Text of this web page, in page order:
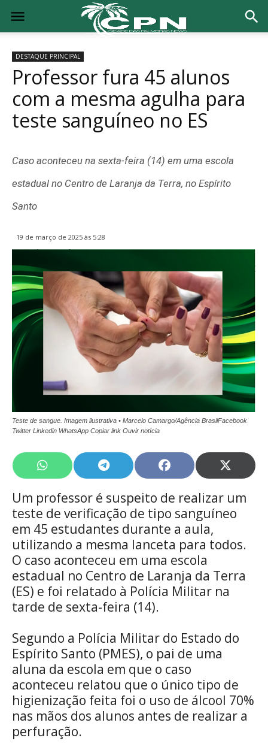
DESTAQUE PRINCIPAL
Professor fura 45 alunos
com a mesma agulha para
teste sanguíneo no ES
Caso aconteceu na sexta-feira (14) em uma escola
estadual no Centro de Laranja da Terra, no Espírito
Santo
19 de março de 2025 às 5:28
Teste de sangue. Imagem ilustrativa • Marcelo Camargo/Agência BrasilFacebook
Twitter Linkedin WhatsApp Copiar link Ouvir notícia
Share
on
WhatsApp
Share
on
Telegram
Share
on
Facebook
Share
on
X
Um professor é suspeito de realizar um
teste de verificação de tipo sanguíneo
em 45 estudantes durante a aula,
utilizando a mesma lanceta para todos.
O caso aconteceu em uma escola
estadual no Centro de Laranja da Terra
(ES) e foi relatado à Polícia Militar na
tarde de sexta-feira (14).
Segundo a Polícia Militar do Estado do
Espírito Santo (PMES), o pai de uma
aluna da escola em que o caso
aconteceu relatou que o único tipo de
higienização feita foi o uso de álcool 70%
nas mãos dos alunos antes de realizar a
perfuração.